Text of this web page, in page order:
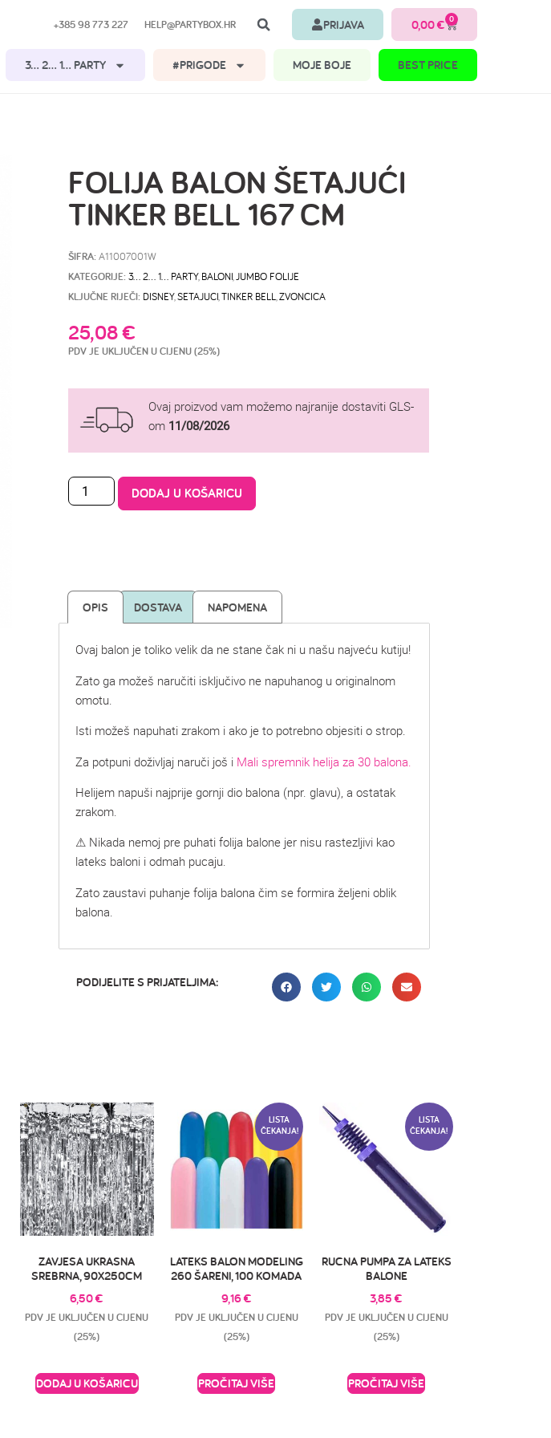
+385 98 773 227 HELP@PARTYBOX.HR PRIJAVA 0,00€ 0
3… 2… 1… PARTY #PRIGODE MOJE BOJE BEST PRICE
FOLIJA BALON ŠETAJUĆI
TINKER BELL 167 CM
ŠIFRA: A11007001W
KATEGORIJE: 3… 2… 1… PARTY, BALONI JUMBO FOLIJE
KLJUČNE RIJEČI: DISNEY,SETAJUCI TINKER BELL ZVONCICA
25,08€
PDV JE UKLJUČEN U CIJENU (25%)
Ovaj proizvod vam možemo najranije dostaviti GLS-
om 11/08/2026
DODAJ U KOŠARICU
OPIS DOSTAVA NAPOMENA
Ovaj balon je toliko velik da ne stane čak ni u našu najveću kutiju!
Zato ga možeš naručiti isključivo ne napuhanog u originalnom
omotu.
Isti možeš napuhati zrakom i ako je to potrebno objesiti o strop.
Za potpuni doživljaj naruči još i Mali spremnik helija za 30 balona.
Helijem napuši najprije gornji dio balona (npr. glavu), a ostatak
zrakom.
⚠ Nikada nemoj pre puhati folija balone jer nisu rastezljivi kao
lateks baloni i odmah pucaju.
Zato zaustavi puhanje folija balona čim se formira željeni oblik
balona.
PODIJELITE S PRIJATELJIMA:
ZAVJESA UKRASNA
SREBRNA, 90X250CM
6,50€
PDV JE UKLJUČEN U CIJENU
(25%)
DODAJ U KOŠARICU
LISTA
ČEKANJA!
LATEKS BALON MODELING
260 ŠARENI, 100 KOMADA
9,16€
PDV JE UKLJUČEN U CIJENU
(25%)
PROČITAJ VIŠE
LISTA
ČEKANJA!
RUCNA PUMPA ZA LATEKS
BALONE
3,85€
PDV JE UKLJUČEN U CIJENU
(25%)
PROČITAJ VIŠE